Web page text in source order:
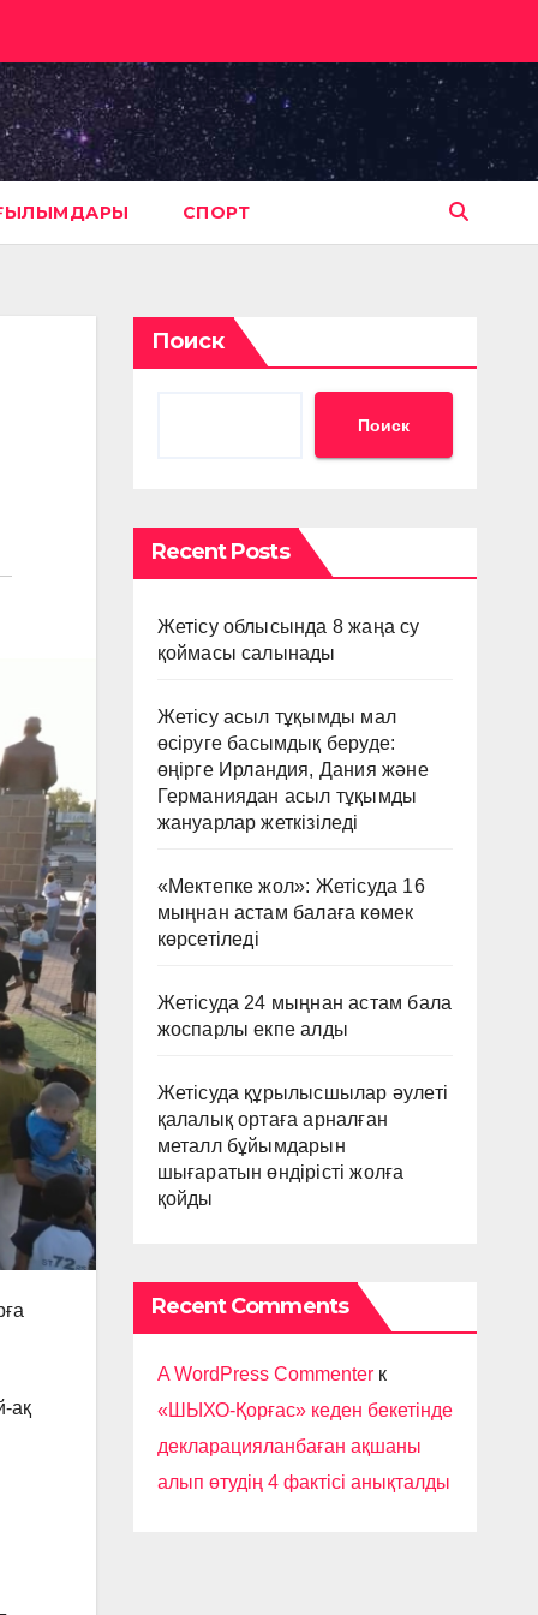
СПОРТ
ақ
Поиск
Поиск
Recent Posts
Жетісу облысында 8 жаңа су
қоймасы салынады
Жетісу асыл тұқымды мал
өсіруге басымдық беруде:
өңірге Ирландия, Дания және
Германиядан асыл тұқымды
жануарлар жеткізіледі
«Мектепке жол»: Жетісуда 16
мыңнан астам балаға көмек
көрсетіледі
Жетісуда 24 мыңнан астам бала
жоспарлы екпе алды
Жетісуда құрылысшылар әулеті
қалалық ортаға арналған
металл бұйымдарын
шығаратын өндірісті жолға
қойды
Recent Comments
A WordPress Commenterк
«ШЫХО-Қорғас» кеден бекетінде
декларацияланбаған ақшаны
алып өтудің 4 фактісі анықталды